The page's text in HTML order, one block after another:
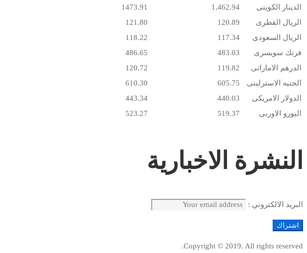
الدينار الكويتى
1,462.94
1473.91
الريال القطرى
120.89
121.80
الريال السعودى
117.34
118.22
فرنك سويسرى
483.03
486.65
الدرهم الاماراتى
119.82
120.72
الجنيه الاسترلينى
605.75
610.30
الدولار الامريكى
440.03
443.34
اليورو الاوربى
519.37
523.27
النشرة الاخبارية
البريد الالكتروني :
Copyright © 2019. All rights reserved.